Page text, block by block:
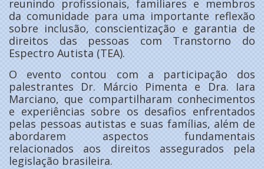
reunindo profissionais, familiares e membros
da comunidade para uma importante reflexão
sobre inclusão, conscientização e garantia de
direitos das pessoas com Transtorno do
Espectro Autista (TEA).
O evento contou com a participação dos
palestrantes Dr. Márcio Pimenta e Dra. Iara
Marciano, que compartilharam conhecimentos
e experiências sobre os desafios enfrentados
pelas pessoas autistas e suas famílias, além de
abordarem aspectos fundamentais
relacionados aos direitos assegurados pela
legislação brasileira.